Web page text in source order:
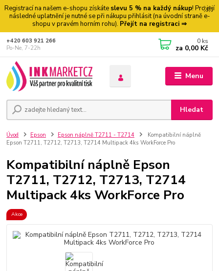
Registrací na našem e-shopu získáte slevu 5 % na každý nákup! Pro její
následné uplatnění je nutné se při nákupu přihlásit (na úvodní straně e-
shopu v pravém horním rohu). Přejít na registraci ⇒
Menu
Hledat
+420 603 921 266
Po-Ne, 7-22h
0 ks
za 0,00 Kč
Úvod Epson Epson náplně T2711 - T2714
Kompatibilní náplně
Epson T2711, T2712, T2713, T2714 Multipack 4ks WorkForce Pro
Kompatibilní náplně Epson
T2711, T2712, T2713, T2714
Multipack 4ks WorkForce Pro
Akce